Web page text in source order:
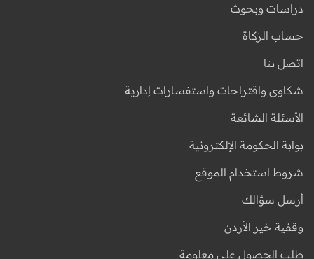
دراسات وبحوث
حساب الزكاة
اتصل بنا
شكاوى واقتراحات واستفسارات إدارية
الأسئلة الشائعة
بوابة الحكومة الإلكترونية
شروط استخدام الموقع
أرسل سؤالك
وقفية خير الأردن
طلب الحصول على معلومة